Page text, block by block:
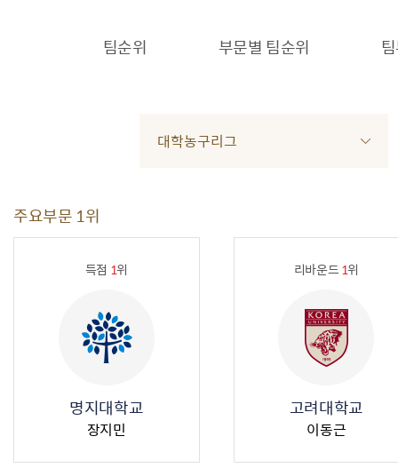
팀순위 부문별 팀순위
대학농구리그
주요부문 1위
득점 1위
명지대학교
장지민
리바운드1위
고려대학교
이동근